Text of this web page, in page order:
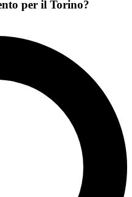
per il Torino?